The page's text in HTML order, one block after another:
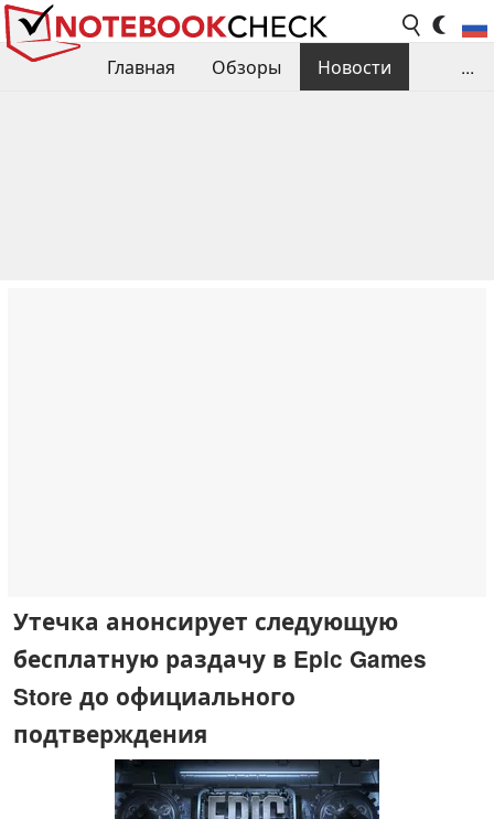
Главная Обзоры
Новости
...
Утечка анонсирует следующую
бесплатную раздачу в Epic Games
Store до официального
подтверждения